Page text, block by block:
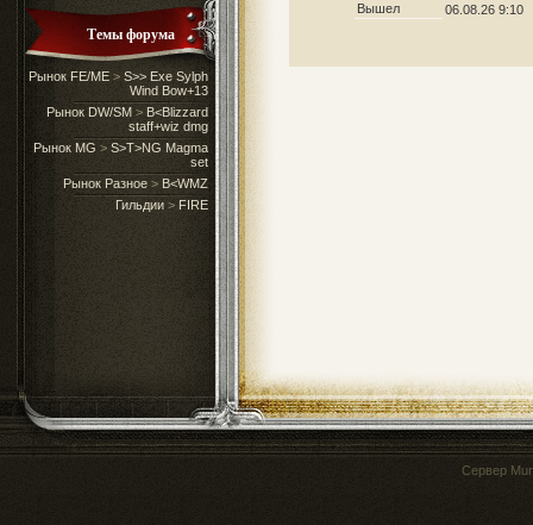
Темы форума
Рынок FE/ME > S>> Exe Sylph
Wind Bow+13
Рынок DW/SM > B<Blizzard
staff+wiz dmg
Рынок MG > S>T>NG Magma
set
Рынок Разное > B<WMZ
Гильдии > FIRE
Вышел 06.08.26 9:10
Сервер